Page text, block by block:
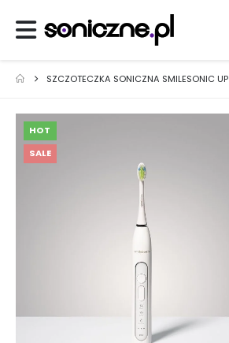
SZCZOTECZKA SONICZNA SMILESONIC UP
HOT
SALE